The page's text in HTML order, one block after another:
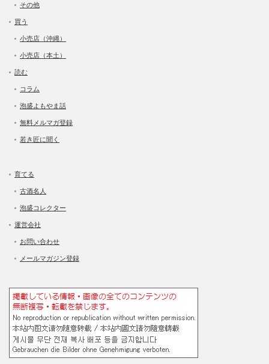
その他
買う
小売店（沖縄）
小売店（本土）
読む
コラム
泡盛よもやま話
無料メルマガ登録
若き匠に聞く
育てる
古酒名人
泡盛コレクター
運営会社
お問い合わせ
メールマガジン登録